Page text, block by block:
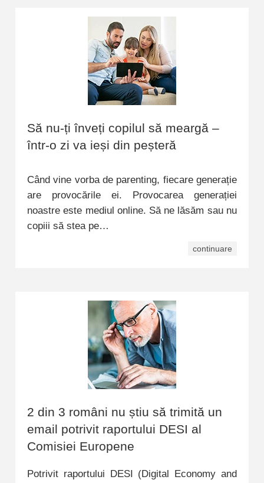
Să nu-ți înveți copilul să meargă –
într-o zi va ieși din peșteră
Când vine vorba de parenting, fiecare generație
are provocările ei. Provocarea generației
noastre este mediul online. Să ne lăsăm sau nu
copiii să stea pe…
continuare
2 din 3 români nu știu să trimită un
email potrivit raportului DESI al
Comisiei Europene
Potrivit raportului DESI (Digital Economy and